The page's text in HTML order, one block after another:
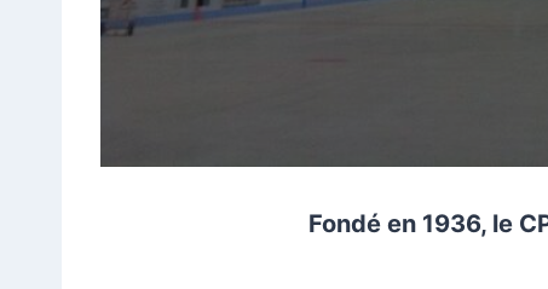
Fondé en 1936, le